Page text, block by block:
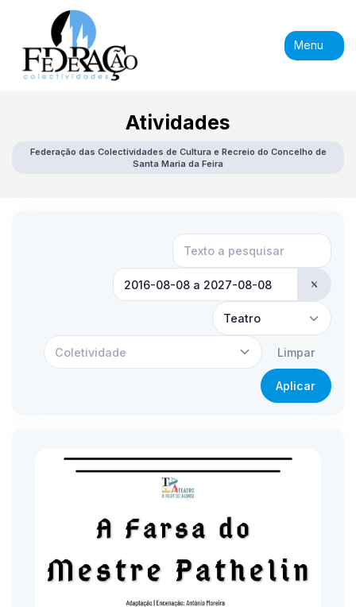
Menu
Atividades
Federação das Colectividades de Cultura e Recreio do Concelho de
Santa Maria da Feira
Teatro
Coletividade Limpar
Aplicar